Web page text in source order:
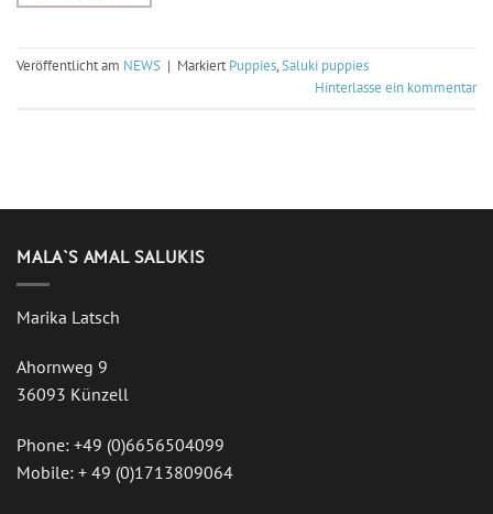
Veröffentlicht am NEWS | MarkiertPuppies,Saluki puppies
Hinterlasse ein kommentar
MALA`S AMAL SALUKIS
Marika Latsch
Ahornweg 9
36093 Künzell
Phone: +49 (0)6656504099
Mobile: + 49 (0)1713809064